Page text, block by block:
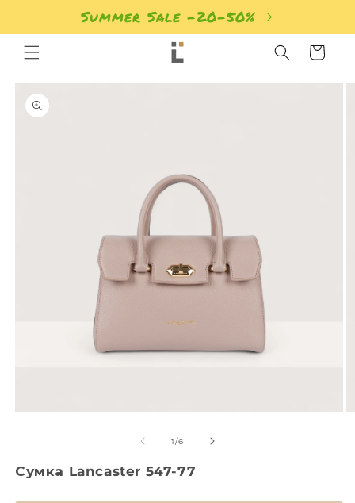
Summer Sale -20-50%
Кошик
1/з6
Сумка Lancaster 547-77